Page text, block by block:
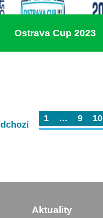
Ostrava Cup 2023
1 … 9 10
Aktuality